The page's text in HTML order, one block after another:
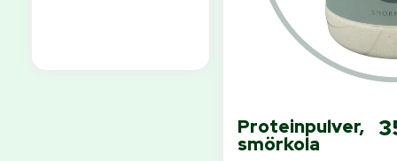
Lägg i
varukorg
Proteinpulver,
smörkola